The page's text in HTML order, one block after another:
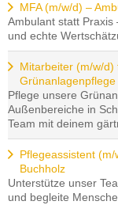
MFA (m/w/d) –
Ambulant statt
und echte
Mitarbeiter (m/w/d)
Grünanlagenpflege
Pflege unsere
Außenbereiche in
Team mit deinem
Pflegeassistent
Buchholz
Unterstütze unser
und begleite